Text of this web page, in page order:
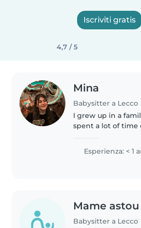
Iscriviti gratis
4,7 / 5
Mina
Babysitter a Lecco
I grew up in a
spent a lot of time
the family. These
helped me
responsibility, and
Esperienza: < 1
Mame astou
Babysitter a Lecco